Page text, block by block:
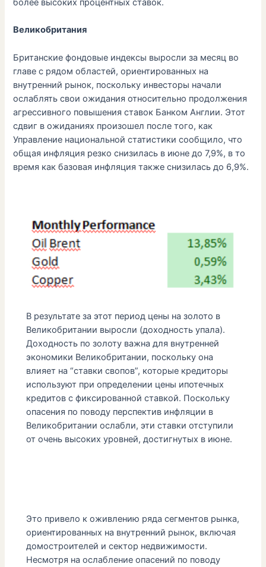
более высоких процентных ставок.
Великобритания
Британские фондовые индексы выросли за месяц во
главе с рядом областей, ориентированных на
внутренний рынок, поскольку инвесторы начали
ослаблять свои ожидания относительно продолжения
агрессивного повышения ставок Банком Англии. Этот
сдвиг в ожиданиях произошел после того, как
Управление национальной статистики сообщило, что
общая инфляция резко снизилась в июне до 7,9%, в то
время как базовая инфляция также снизилась до 6,9%.
В результате за этот период цены на золото в
Великобритании выросли (доходность упала).
Доходность по золоту важна для внутренней
экономики Великобритании, поскольку она
влияет на “ставки свопов”, которые кредиторы
используют при определении цены ипотечных
кредитов с фиксированной ставкой. Поскольку
опасения по поводу перспектив инфляции в
Великобритании ослабли, эти ставки отступили
от очень высоких уровней, достигнутых в июне.
Это привело к оживлению ряда сегментов рынка,
ориентированных на внутренний рынок, включая
домостроителей и сектор недвижимости.
Несмотря на ослабление опасений по поводу